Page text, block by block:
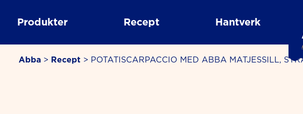
Produkter Recept Hantverk
Abba> Recept > POTATISCARPACCIO MED ABBA MATJESSILL,